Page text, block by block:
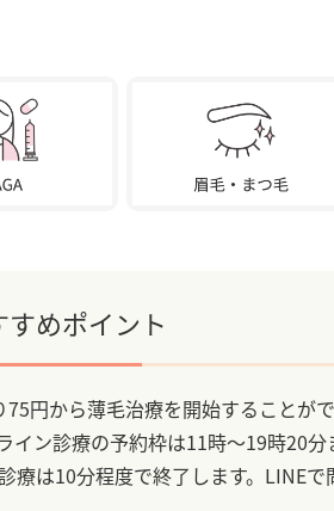
すめポイント
75円から薄毛治療を開始することが
イン診療の予約枠は11時～19時20
療は10分程度で終了します。LINE